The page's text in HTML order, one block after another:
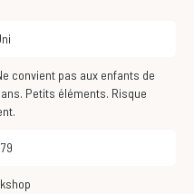
Petits éléments. Risque